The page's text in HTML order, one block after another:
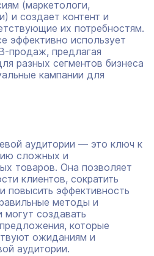
(маркетологи,
и создает контент и
их потребностям.
эффективно использует
продаж, предлагая
разных сегментов бизнеса
кампании для
аудитории — это ключ к
сложных и
товаров. Она позволяет
клиентов, сократить
повысить эффективность
методы и
могут создавать
которые
ожиданиям и
аудитории.